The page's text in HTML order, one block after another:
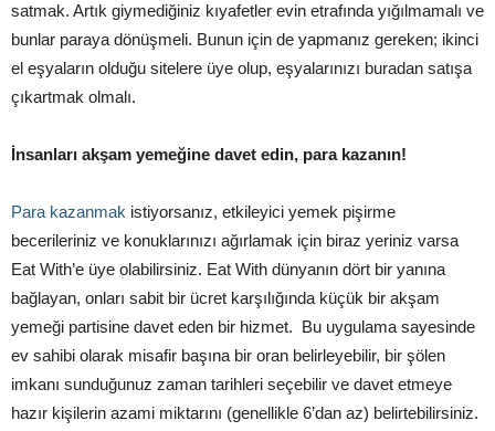
satmak. Artık giymediğiniz kıyafetler evin etrafında yığılmamalı ve
bunlar paraya dönüşmeli. Bunun için de yapmanız gereken; ikinci
el eşyaların olduğu sitelere üye olup, eşyalarınızı buradan satışa
çıkartmak olmalı.
İnsanları akşam yemeğine davet edin, para kazanın!
Para kazanmak istiyorsanız, etkileyici yemek pişirme
becerileriniz ve konuklarınızı ağırlamak için biraz yeriniz varsa
Eat With’e üye olabilirsiniz. Eat With dünyanın dört bir yanına
bağlayan, onları sabit bir ücret karşılığında küçük bir akşam
yemeği partisine davet eden bir hizmet. Bu uygulama sayesinde
ev sahibi olarak misafir başına bir oran belirleyebilir, bir şölen
imkanı sunduğunuz zaman tarihleri ​​seçebilir ve davet etmeye
hazır kişilerin azami miktarını (genellikle 6’dan az) belirtebilirsiniz.